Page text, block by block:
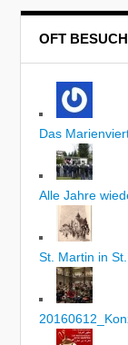
OFT
Das
Alle Jahre
St. Martin in